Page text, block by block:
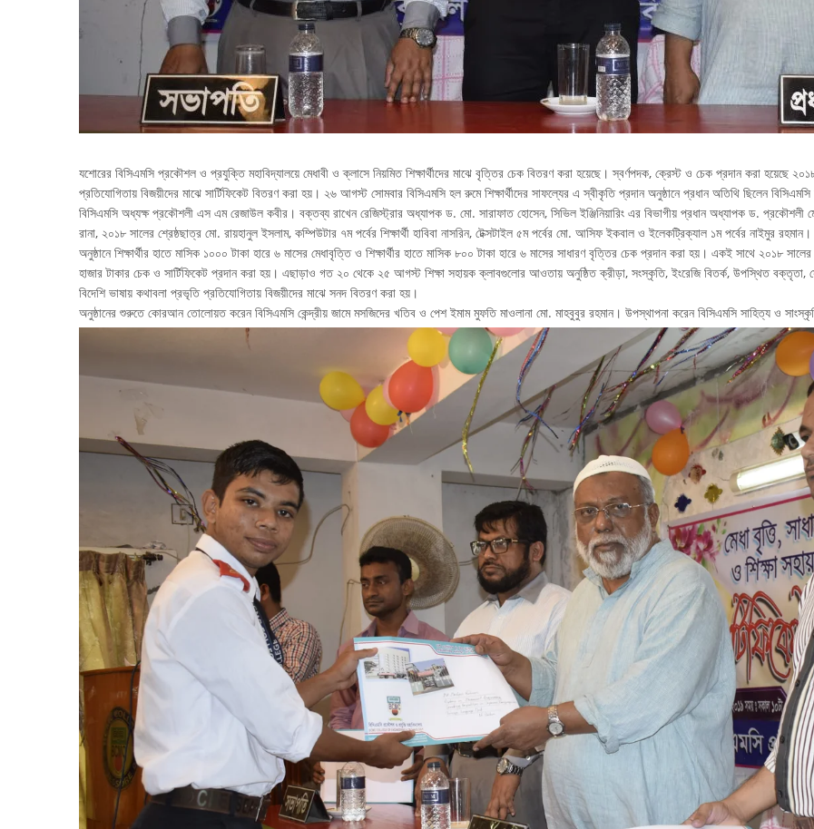
যশোরের বিসিএমসি প্রকৌশল ও প্রযুক্তি মহাবিদ্যালয়ে মেধাবী ও ক্লাসে নিয়মিত শিক্ষার্থীদের মাঝে বৃত্তির চেক বিতরণ করা হয়েছে। স্বর্ণপদক, ক্রেস্ট ও চেক প্রদান করা হয়েছে
প্রতিযোগিতায় বিজয়ীদের মাঝে সার্টিফিকেট বিতরণ করা হয়। ২৬ আগস্ট সোমবার বিসিএমসি হল রুমে শিক্ষার্থীদের সাফল্যের এ স্বীকৃতি প্রদান অনুষ্ঠানে প্রধান অতিথি ছিলেন
বিসিএমসি অধ্যক্ষ প্রকৌশলী এস এম রেজাউল কবীর। বক্তব্য রাখেন রেজিস্ট্রার অধ্যাপক ড. মো. সারাফাত হোসেন, সিভিল ইঞ্জিনিয়ারিং এর বিভাগীয় প্রধান অধ্যাপক ড.
রানা, ২০১৮ সালের শ্রেষ্ঠছাত্র মো. রায়হানুল ইসলাম, কম্পিউটার ৭ম পর্বের শিক্ষার্থী হাবিবা নাসরিন, টেক্সটাইল ৫ম পর্বের মো. আসিফ ইকবাল ও ইলেকট্রিক্যাল ১ম পর্বের নাইমুর রহমান।
অনুষ্ঠানে শিক্ষার্থীর হাতে মাসিক ১০০০ টাকা হারে ৬ মাসের মেধাবৃত্তি ও শিক্ষার্থীর হাতে মাসিক ৮০০ টাকা হারে ৬ মাসের সাধারণ বৃত্তির চেক প্রদান করা হয়। একই সাথে ২০১৮
হাজার টাকার চেক ও সার্টিফিকেট প্রদান করা হয়। এছাড়াও গত ২০ থেকে ২৫ আগস্ট শিক্ষা সহায়ক ক্লাবগুলোর আওতায় অনুষ্ঠিত ক্রীড়া, সংস্কৃতি, ইংরেজি বিতর্ক, উপস্থিত বক্তৃতা,
বিদেশি ভাষায় কথাবলা প্রভৃতি প্রতিযোগিতায় বিজয়ীদের মাঝে সনদ বিতরণ করা হয়।
অনুষ্ঠানের শুরুতে কোরআন তোলোয়ত করেন বিসিএমসি কেন্দ্রীয় জামে মসজিদের খতিব ও পেশ ইমাম মুফতি মাওলানা মো. মাহবুবুর রহমান। উপস্থাপনা করেন বিসিএমসি সাহিত্য ও